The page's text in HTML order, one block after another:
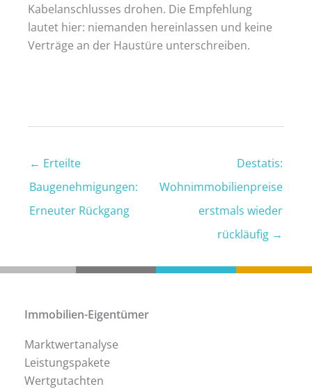
Kabelanschlusses drohen. Die Empfehlung
lautet hier: niemanden hereinlassen und keine
Verträge an der Haustüre unterschreiben.
← Erteilte
Baugenehmigungen:
Erneuter Rückgang
Destatis:
Wohnimmobilienpreise
erstmals wieder
rückläufig →
Immobilien-Eigentümer
Marktwertanalyse
Leistungspakete
Wertgutachten